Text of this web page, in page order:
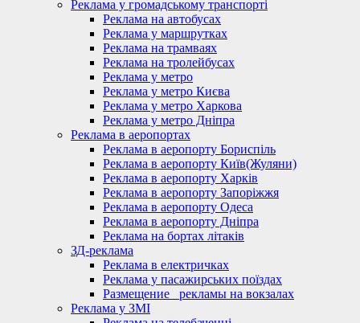
Реклама у громадському транспорті
Реклама на автобусах
Реклама у маршрутках
Реклама на трамваях
Реклама на тролейбусах
Реклама у метро
Реклама у метро Києва
Реклама у метро Харкова
Реклама у метро Дніпра
Реклама в аеропортах
Реклама в аеропорту Бориспіль
Реклама в аеропорту Київ(Жуляни)
Реклама в аеропорту Харків
Реклама в аеропорту Запоріжжя
Реклама в аеропорту Одеса
Реклама в аеропорту Дніпра
Реклама на бортах літаків
ЗД-реклама
Реклама в електричках
Реклама у пасажирських поїздах
Размещение_ рекламы на вокзалах
Реклама у ЗМІ